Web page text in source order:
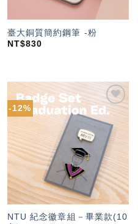
臺大銅質簡約鋼筆 -粉
NT$830
-12%
加入
「願
望輕
單」
NTU 紀念徽章組－畢業款(10